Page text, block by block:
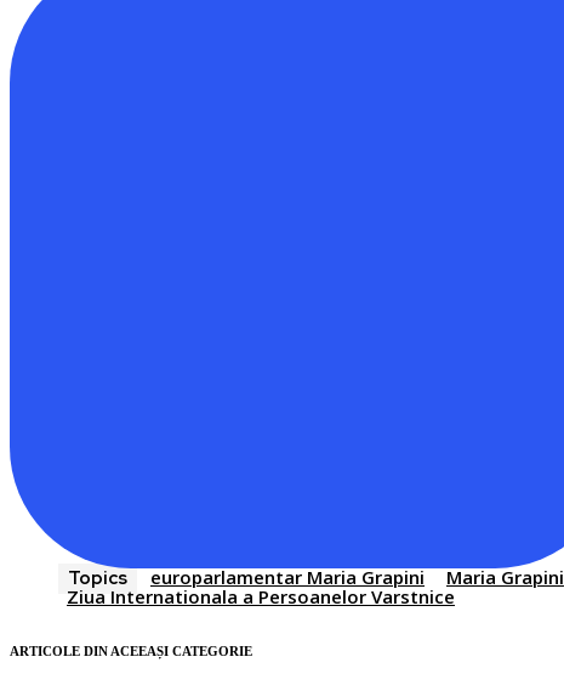
Topics europarlamentar Maria Grapini Maria Grapini
Ziua Internationala a Persoanelor Varstnice
ARTICOLE DIN ACEEAȘI CATEGORIE